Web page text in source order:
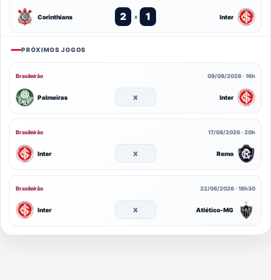
Corinthians 2 x 1 Inter
PRÓXIMOS JOGOS
Brasileirão 09/08/2026 · 16h
Palmeiras x Inter
Brasileirão 17/08/2026 · 20h
Inter x Remo
Brasileirão 22/08/2026 · 18h30
Inter x Atlético-MG